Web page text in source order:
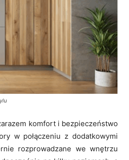
komfort i bezpieczeństwo
w połączeniu z dodatkowymi
rozprowadzane we wnętrzu